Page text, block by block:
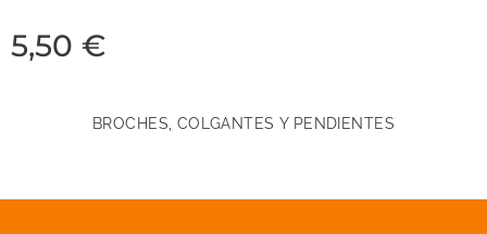
5,50 €
BROCHES, COLGANTES Y PENDIENTES